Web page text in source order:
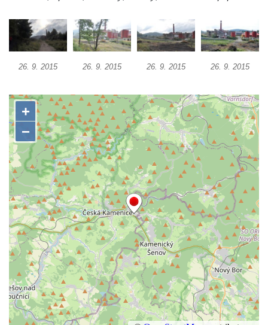
Vysoká pec v Šindelové
Důlní díla Přebuz
Bytex, sobota 24/3/2012 (doplněno)
Bytex do půl roku zmizí z mapy Rumburku
26. 9. 2015 26. 9. 2015 26. 9. 2015 26. 9. 2015